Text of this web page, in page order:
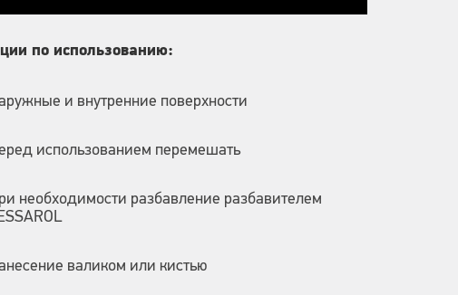
по использованию:
и внутренние поверхности
использованием перемешать
необходимости разбавление разбавителем
валиком или кистью